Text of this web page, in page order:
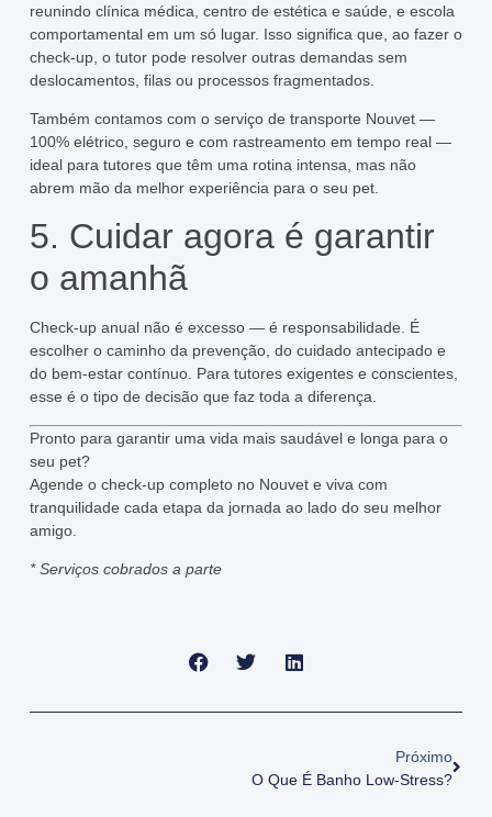
reunindo clínica médica, centro de estética e saúde, e escola
comportamental em um só lugar. Isso significa que, ao fazer o
check-up, o tutor pode resolver outras demandas sem
deslocamentos, filas ou processos fragmentados.
Também contamos com o serviço de transporte Nouvet —
100% elétrico, seguro e com rastreamento em tempo real —
ideal para tutores que têm uma rotina intensa, mas não
abrem mão da melhor experiência para o seu pet.
5. Cuidar agora é garantir
o amanhã
Check-up anual não é excesso — é responsabilidade. É
escolher o caminho da prevenção, do cuidado antecipado e
do bem-estar contínuo. Para tutores exigentes e conscientes,
esse é o tipo de decisão que faz toda a diferença.
Pronto para garantir uma vida mais saudável e longa para o
seu pet?
Agende o check-up completo no Nouvet e viva com
tranquilidade cada etapa da jornada ao lado do seu melhor
amigo.
* Serviços cobrados a parte
Próximo
O Que É Banho Low-Stress?